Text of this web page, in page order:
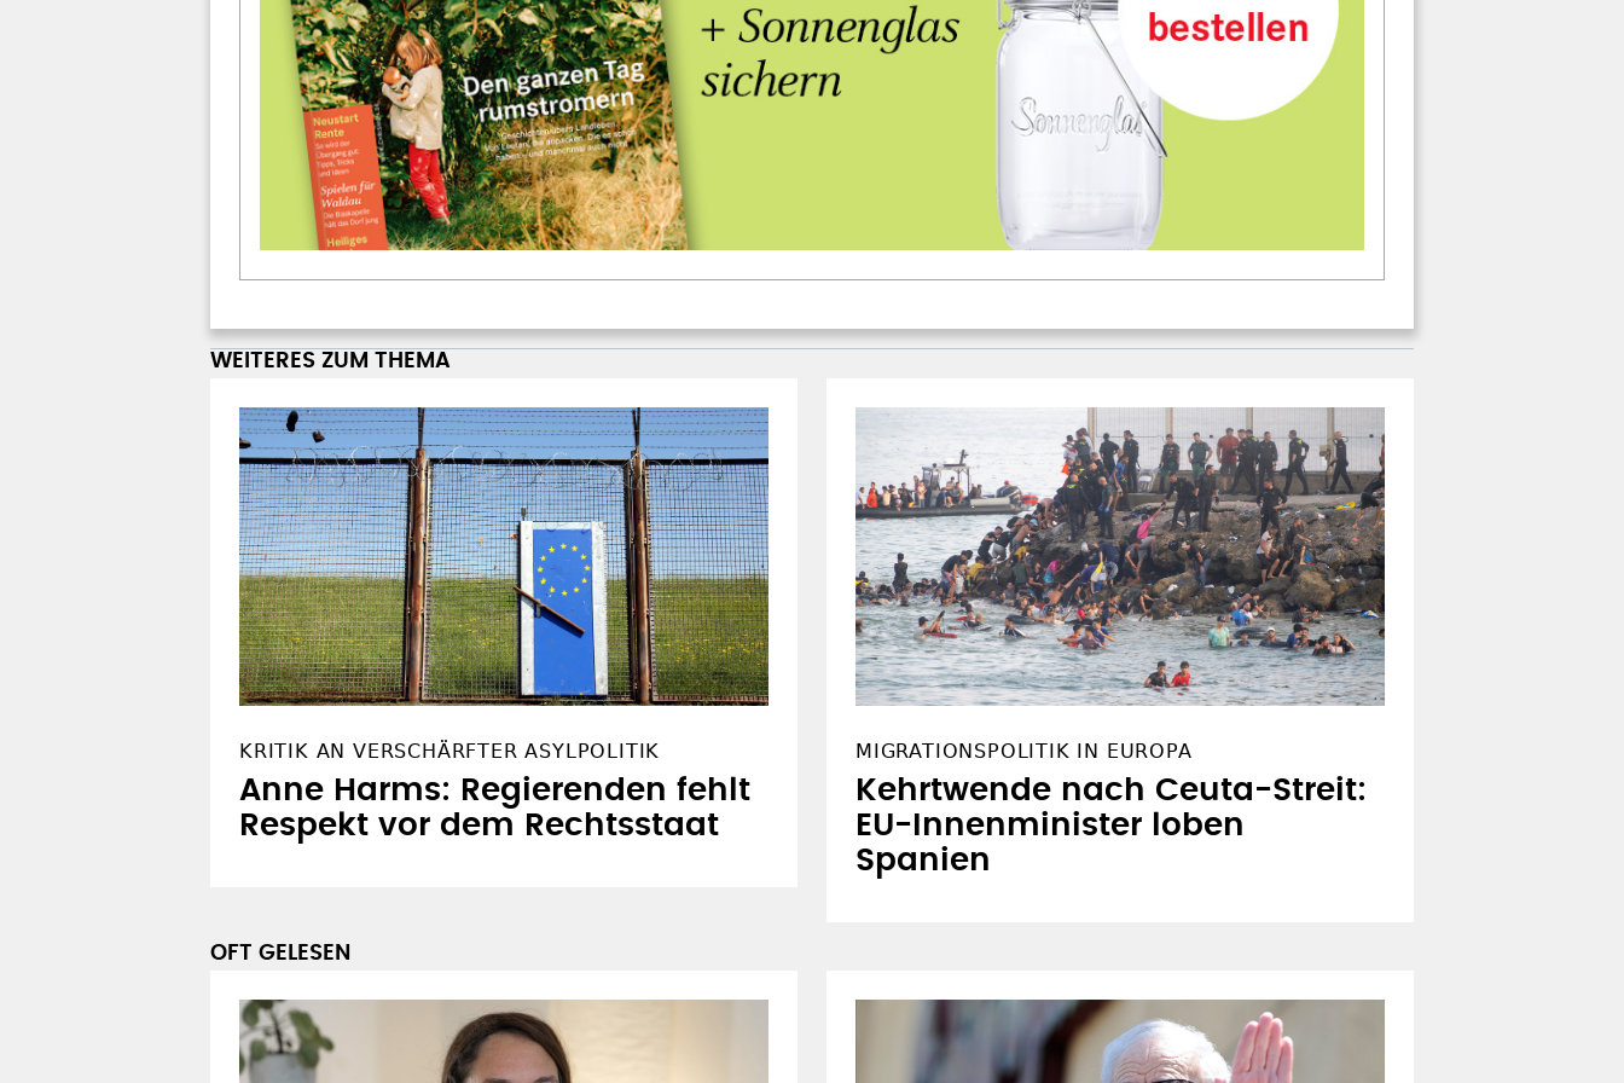
WEITERES ZUM THEMA
KRITIK AN VERSCHÄRFTER ASYLPOLITIK
Anne Harms: Regierenden fehlt
Respekt vor dem Rechtsstaat
MIGRATIONSPOLITIK IN EUROPA
Kehrtwende nach Ceuta-Streit:
EU-Innenminister loben
Spanien
OFT GELESEN